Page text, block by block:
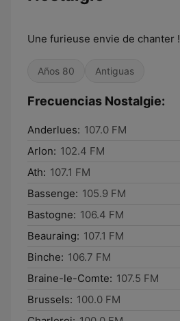
Une furieuse envie de chanter !
Años 80 Antiguas
Frecuencias Nostalgie:
Anderlues: 107.0 FM
Arlon: 102.4 FM
Ath: 107.1 FM
Bassenge: 105.9 FM
Bastogne: 106.4 FM
Beauraing: 107.1 FM
Binche: 106.7 FM
Braine-le-Comte: 107.5 FM
Brussels: 100.0 FM